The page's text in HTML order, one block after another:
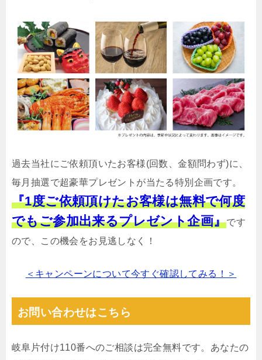
過去当社にご依頼頂いたお客様(回数、金額問わず)に、
毎月抽選で超豪華プレゼントが当たる特別企画です。
『1度ご依頼頂けたお客様は無料で何度
でもご参加出来るプレゼント企画』です
ので、この機会をお見逃しなく！
＜キャンペーンについて今すぐ確認してみる！＞
お問い合わせはこちら
岐阜片付け110番へのご相談は完全無料です。あなたの